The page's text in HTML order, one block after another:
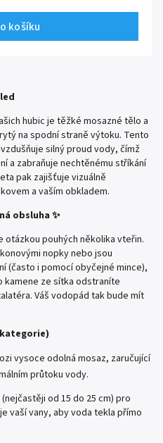
košíku
hubic je těžké mosazné tělo a
na spodní straně výtoku. Tento
silný proud vody, čímž
a zabraňuje nechtěnému stříkání
pak zajišťuje vizuálně
a vaším obkladem.
obsluha ✨
otázkou pouhých několika vteřin.
nopky nebo jsou
(často i pomocí obyčejné mince),
kamene ze sítka odstraníte
Váš vodopád tak bude mít
vysoce odolná mosaz, zaručující
průtoku vody.
od 15 do 25 cm) pro
vaší vany, aby voda tekla přímo